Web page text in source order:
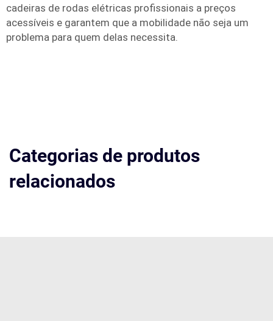
cadeiras de rodas elétricas profissionais a preços
acessíveis e garantem que a mobilidade não seja um
problema para quem delas necessita.
Categorias de produtos
relacionados